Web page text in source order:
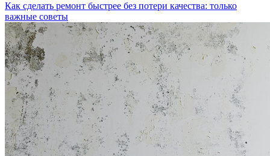
Как сделать ремонт быстрее без потери качества: только
важные советы